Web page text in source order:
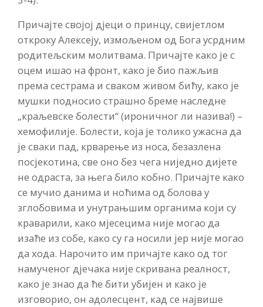
Причајте својој дјеци о принцу, свијетлом
откроку Алексеју, измољеном од Бога усрдним
родитељским молитвама. Причајте како је с
оцем ишао на фронт, како је био пажљив
према сестрама и сваком живом бићу, како је
мушки подносио страшно бреме наследне
„краљевске болести“ (ироничног ли назива!) –
хемофилије. Болести, која је толико ужасна да
је сваки пад, крварење из носа, безазлена
посјекотина, све оно без чега ниједно дијете
не одраста, за њега било кобно. Причајте како
се мучио данима и ноћима од болова у
зглобовима и унутрањшим органима који су
краварили, како мјесецима није могао да
изаће из собе, како су га носили јер није могао
да хода. Нарочито им причајте како од тог
намученог дјечака није скривана реалност,
како је знао да ће бити убијен и како је
изговорио, он адолесцент, кад се највише